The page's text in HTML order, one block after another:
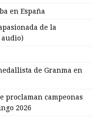
en España
de la
de Granma en
proclaman campeonas
2026